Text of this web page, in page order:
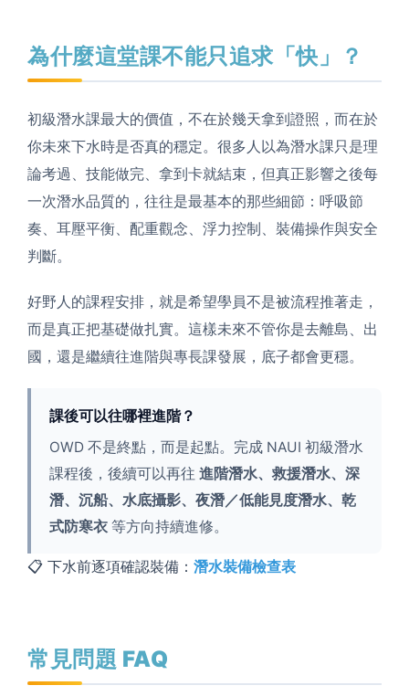
為什麼這堂課不能只追求「快」？
初級潛水課最大的價值，不在於幾天拿到證照，而在於
你未來下水時是否真的穩定。很多人以為潛水課只是理
論考過、技能做完、拿到卡就結束，但真正影響之後每
一次潛水品質的，往往是最基本的那些細節：呼吸節
奏、耳壓平衡、配重觀念、浮力控制、裝備操作與安全
判斷。
好野人的課程安排，就是希望學員不是被流程推著走，
而是真正把基礎做扎實。這樣未來不管你是去離島、出
國，還是繼續往進階與專長課發展，底子都會更穩。
課後可以往哪裡進階？
OWD 不是終點，而是起點。完成 NAUI 初級潛水
課程後，後續可以再往 進階潛水、救援潛水、深
潛、沉船、水底攝影、夜潛／低能見度潛水、乾
式防寒衣 等方向持續進修。
📋 下水前逐項確認裝備： 潛水裝備檢查表
常見問題 FAQ